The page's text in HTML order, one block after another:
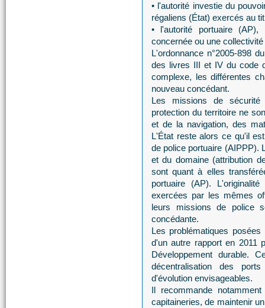
• l'autorité investie du
régaliens (État) exercés au
• l'autorité portuaire
concernée ou une
L'ordonnance n°2005-898
des livres III et IV du code
complexe, les différentes
nouveau concédant.
Les missions de sécurité
protection du territoire ne
et de la navigation, des
L'État reste alors ce qu'il
de police portuaire (AIPPP).
et du domaine (attribution
sont quant à elles
portuaire (AP).
exercées par les mêmes
leurs missions de police
concédante.
Les problématiques
d'un autre rapport en 2011
Développement durable.
décentralisation des
d'évolution envisageables.
Il recommande
capitaineries, de maintenir